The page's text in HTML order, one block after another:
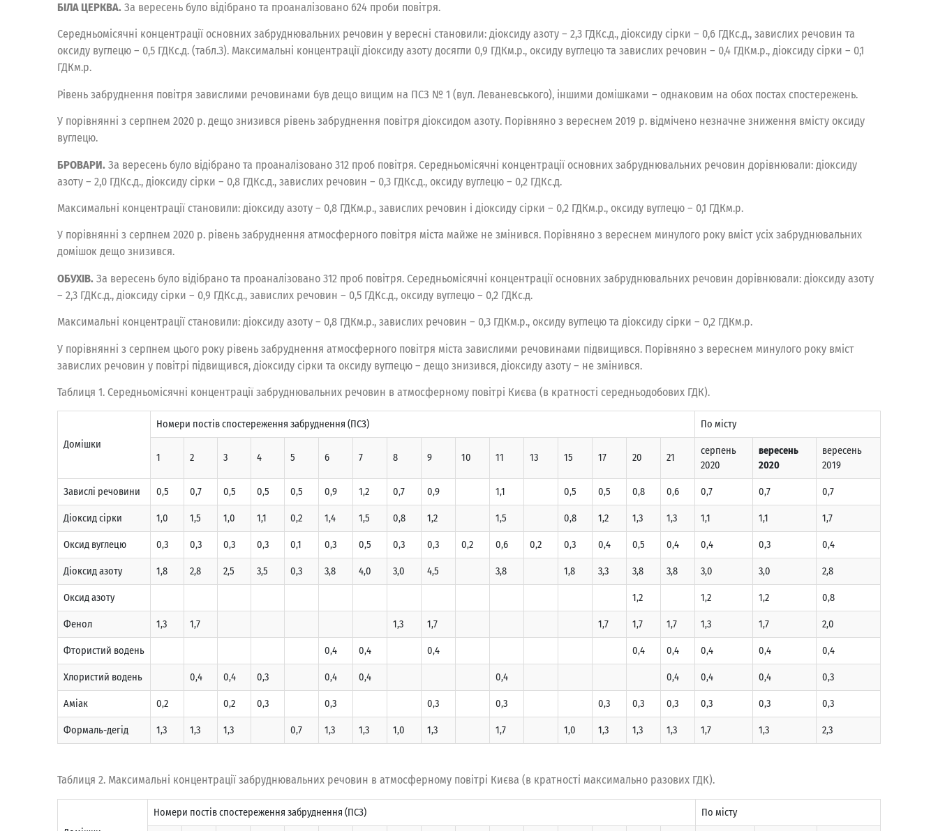
БІЛА ЦЕРКВА. За вересень було відібрано та проаналізовано 624 проби повітря.
Середньомісячні концентрації основних забруднювальних речовин у вересні становили: діоксиду азоту – 2,3 ГДКc.д., діоксиду сірки – 0,6 ГДКс.д., завислих речовин та
оксиду вуглецю – 0,5 ГДКс.д. (табл.3). Максимальні концентрації діоксиду азоту досягли 0,9 ГДКм.р., оксиду вуглецю та завислих речовин – 0,4 ГДКм.р., діоксиду сірки – 0,1
ГДКм.р.
Рівень забруднення повітря завислими речовинами був дещо вищим на ПСЗ № 1 (вул. Леваневського), іншими домішками – однаковим на обох постах спостережень.
У порівнянні з серпнем 2020 р. дещо знизився рівень забруднення повітря діоксидом азоту. Порівняно з вереснем 2019 р. відмічено незначне зниження вмісту оксиду
вуглецю.
БРОВАРИ. За вересень було відібрано та проаналізовано 312 проб повітря. Середньомісячні концентрації основних забруднювальних речовин дорівнювали: діоксиду
азоту – 2,0 ГДКс.д., діоксиду сірки – 0,8 ГДКc.д., завислих речовин – 0,3 ГДКс.д., оксиду вуглецю – 0,2 ГДКс.д.
Максимальні концентрації становили: діоксиду азоту – 0,8 ГДКм.р., завислих речовин і діоксиду сірки – 0,2 ГДКм.р., оксиду вуглецю – 0,1 ГДКм.р.
У порівнянні з серпнем 2020 р. рівень забруднення атмосферного повітря міста майже не змінився. Порівняно з вереснем минулого року вміст усіх забруднювальних
домішок дещо знизився.
ОБУХІВ. За вересень було відібрано та проаналізовано 312 проб повітря. Середньомісячні концентрації основних забруднювальних речовин дорівнювали: діоксиду азоту
– 2,3 ГДКс.д., діоксиду сірки – 0,9 ГДКс.д., завислих речовин – 0,5 ГДКc.д., оксиду вуглецю – 0,2 ГДКс.д.
Максимальні концентрації становили: діоксиду азоту – 0,8 ГДКм.р., завислих речовин – 0,3 ГДКм.р., оксиду вуглецю та діоксиду сірки – 0,2 ГДКм.р.
У порівнянні з серпнем цього року рівень забруднення атмосферного повітря міста завислими речовинами підвищився. Порівняно з вереснем минулого року вміст
завислих речовин у повітрі підвищився, діоксиду сірки та оксиду вуглецю – дещо знизився, діоксиду азоту – не змінився.
Таблиця 1. Середньомісячні концентрації забруднювальних речовин в атмосферному повітрі Києва (в кратності середньодобових ГДК).
Домішки
Номеpи постiв спостеpеження забpуднення (ПСЗ) По місту
1 2 3 4 5 6 7 8 9 10 11 13 15 17 20 21
серпень
2020
вересень
2020
вересень
2019
Завислі речовини 0,5 0,7 0,5 0,5 0,5 0,9 1,2 0,7 0,9 1,1 0,5 0,5 0,8 0,6 0,7 0,7 0,7
Дiоксид сiрки 1,0 1,5 1,0 1,1 0,2 1,4 1,5 0,8 1,2 1,5 0,8 1,2 1,3 1,3 1,1 1,1 1,7
Оксид вуглецю 0,3 0,3 0,3 0,3 0,1 0,3 0,5 0,3 0,3 0,2 0,6 0,2 0,3 0,4 0,5 0,4 0,4 0,3 0,4
Дiоксид азоту 1,8 2,8 2,5 3,5 0,3 3,8 4,0 3,0 4,5 3,8 1,8 3,3 3,8 3,8 3,0 3,0 2,8
Оксид азоту 1,2 1,2 1,2 0,8
Фенол 1,3 1,7 1,3 1,7 1,7 1,7 1,7 1,3 1,7 2,0
Фтористий водень 0,4 0,4 0,4 0,4 0,4 0,4 0,4 0,4
Хлористий водень 0,4 0,4 0,3 0,4 0,4 0,4 0,4 0,4 0,4 0,3
Амiак 0,2 0,2 0,3 0,3 0,3 0,3 0,3 0,3 0,3 0,3 0,3 0,3
Формаль-дегiд 1,3 1,3 1,3 0,7 1,3 1,3 1,0 1,3 1,7 1,0 1,3 1,3 1,3 1,7 1,3 2,3
Таблиця 2. Максимальні концентрації забруднювальних речовин в атмосферному повітрі Києва (в кратності максимально разових ГДК).
Номеpи постiв спостеpеження забpуднення (ПСЗ) По місту